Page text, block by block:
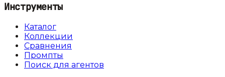
Инструменты
Каталог
Коллекции
Сравнения
Промпты
Поиск для агентов